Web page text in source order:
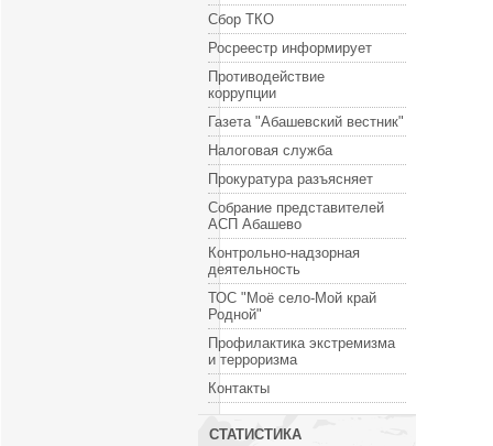
Сбор ТКО
Росреестр информирует
Противодействие
коррупции
Газета "Абашевский вестник"
Налоговая служба
Прокуратура разъясняет
Собрание представителей
АСП Абашево
Контрольно-надзорная
деятельность
ТОС "Моё село-Мой край
Родной"
Профилактика экстремизма
и терроризма
Контакты
СТАТИСТИКА